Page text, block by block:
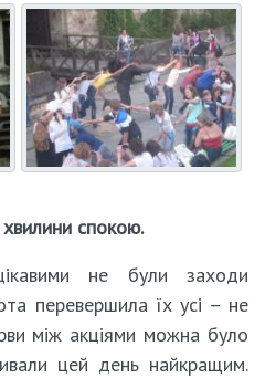
спокою.
не були заходи
перевершила їх усі – не
між акціями можна було
цей день найкращим.